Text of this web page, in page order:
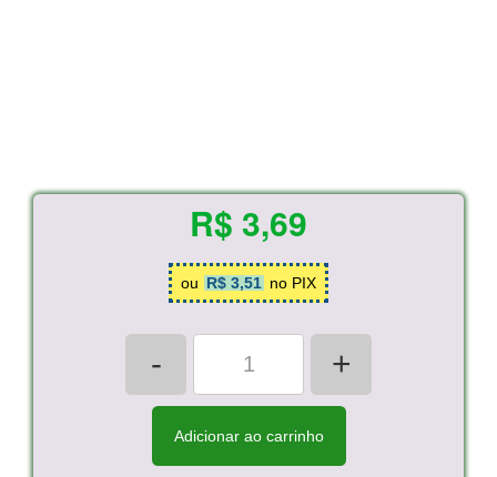
R$ 3,69
ou R$ 3,51 no PIX
- +
Adicionar ao carrinho